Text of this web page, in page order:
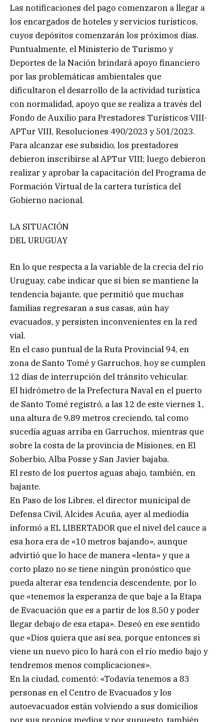
Las notificaciones del pago comenzaron a llegar a
los encargados de hoteles y servicios turísticos,
cuyos depósitos comenzarán los próximos días.
Puntualmente, el Ministerio de Turismo y
Deportes de la Nación brindará apoyo financiero
por las problemáticas ambientales que
dificultaron el desarrollo de la actividad turística
con normalidad, apoyo que se realiza a través del
Fondo de Auxilio para Prestadores Turísticos VIII-
APTur VIII, Resoluciones 490/2023 y 501/2023.
Para alcanzar ese subsidio, los prestadores
debieron inscribirse al APTur VIII; luego debieron
realizar y aprobar la capacitación del Programa de
Formación Virtual de la cartera turística del
Gobierno nacional.
LA SITUACIÓN
DEL URUGUAY
En lo que respecta a la variable de la crecia del río
Uruguay, cabe indicar que si bien se mantiene la
tendencia bajante, que permitió que muchas
familias regresaran a sus casas, aún hay
evacuados, y persisten inconvenientes en la red
vial.
En el caso puntual de la Ruta Provincial 94, en
zona de Santo Tomé y Garruchos, hoy se cumplen
12 días de interrupción del tránsito vehicular.
El hidrómetro de la Prefectura Naval en el puerto
de Santo Tomé registró, a las 12 de este viernes 1,
una altura de 9,89 metros creciendo, tal como
sucedía aguas arriba en Garruchos, mientras que
sobre la costa de la provincia de Misiones, en El
Soberbio, Alba Posse y San Javier bajaba.
El resto de los puertos aguas abajo, también, en
bajante.
En Paso de los Libres, el director municipal de
Defensa Civil, Alcides Acuña, ayer al mediodía
informó a EL LIBERTADOR que el nivel del cauce a
esa hora era de «10 metros bajando», aunque
advirtió que lo hace de manera «lenta» y que a
corto plazo no se tiene ningún pronóstico que
pueda alterar esa tendencia descendente, por lo
que «tenemos la esperanza de que baje a la Etapa
de Evacuación que es a partir de los 8,50 y poder
llegar debajo de esa etapa». Deseó en ese sentido
que «Dios quiera que así sea, porque entonces si
viene un nuevo pico lo hará con el río medio bajo y
tendremos menos complicaciones».
En la ciudad, comentó: «Todavía tenemos a 83
personas en el Centro de Evacuados y los
autoevacuados están volviendo a sus domicilios